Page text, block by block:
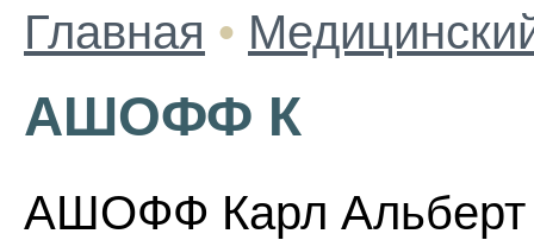
Главная •
АШОФФ К
АШОФФ Карл Альберт